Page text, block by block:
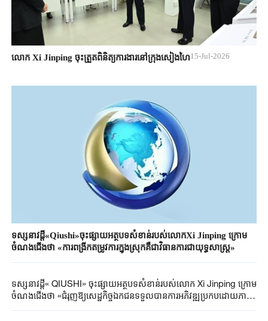
លោក Xi Jinping ចុះត្រួតពិនិត្យការងារនៅក្រុងសៀងហៃ15-Jul-2026
ទស្សនាវដ្តី«Qiushi»ចុះផ្សាយអត្ថបទសំខាន់របស់លោកXi Jinping ក្រោម
ចំណងជើងថា «ការពង្រីកតម្រូវការក្នុងស្រុកគឺជាវិធានការជាយុទ្ធសាស្ត្រ»
ទស្សនាវដ្ដី« QIUSHI» ចុះផ្សាយអត្ថបទសំខាន់របស់លោក Xi Jinping ក្រោម
ចំណងជើងថា «ជំរុញឱ្យសេដ្ឋកិច្ចឯកជនទទួលបានការអភិវឌ្ឍប្រកបដោយភាព